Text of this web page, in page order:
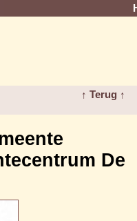
↑ Terug ↑
De